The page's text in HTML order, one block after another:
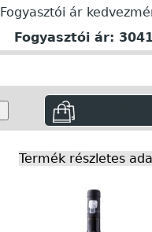
Fogyasztói ár
Fogyasztói ár:
Termék részletes